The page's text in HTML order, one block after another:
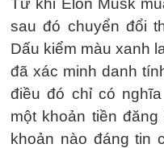
Từ khi Elon Musk
sau đó chuyển đổi
Dấu kiểm màu xanh
đã xác minh danh
điều đó chỉ có
một khoản tiền
khoản nào đáng tin